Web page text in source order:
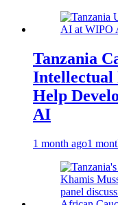
Tanzania
Intellectual
Help
AI
1 month ago1